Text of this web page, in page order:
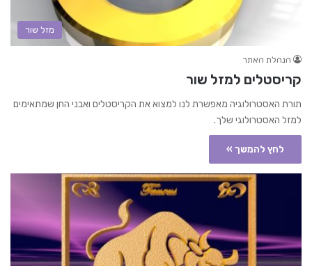
מזל שור
הנהלת האתר
קריסטלים למזל שור
תורת האסטרולוגיה מאפשרת לנו למצוא את הקריסטלים ואבני החן שמתאימים
למזל האסטרולוגי שלך.
לחץ להמשך »